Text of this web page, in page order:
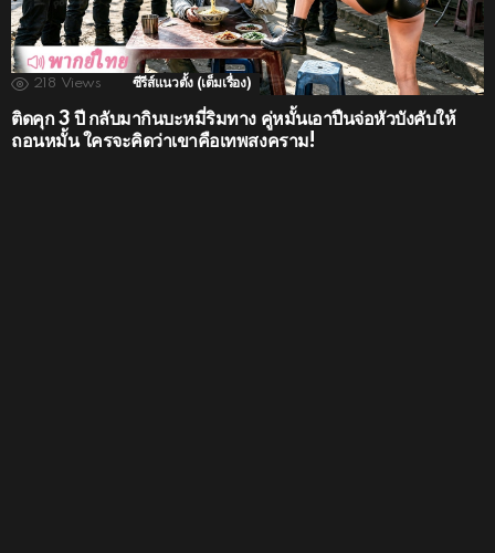
218 Views ซีรีส์แนวตั้ง (เต็มเรื่อง)
ติดคุก 3 ปี กลับมากินบะหมี่ริมทาง คู่หมั้นเอาปืนจ่อหัวบังคับให้
ถอนหมั้น ใครจะคิดว่าเขาคือเทพสงคราม!